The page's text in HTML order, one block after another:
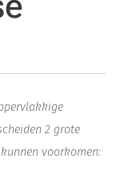
2 grote
voorkomen: